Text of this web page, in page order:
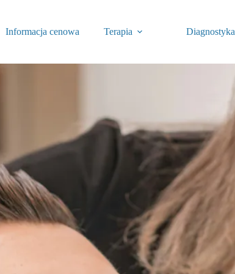
Informacja cenowa Terapia Diagnostyka